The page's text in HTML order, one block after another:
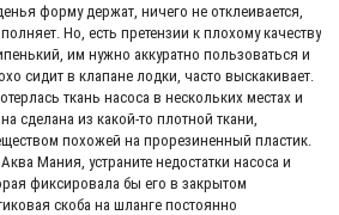
форму держат, ничего не отклеивается,
Но, есть претензии к плохому качеству
им нужно аккуратно пользоваться и
сидит в клапане лодки, часто выскакивает.
ткань насоса в нескольких местах и
сделана из какой-то плотной ткани,
похожей на прорезиненный пластик.
Мания, устраните недостатки насоса и
фиксировала бы его в закрытом
скоба на шланге постоянно